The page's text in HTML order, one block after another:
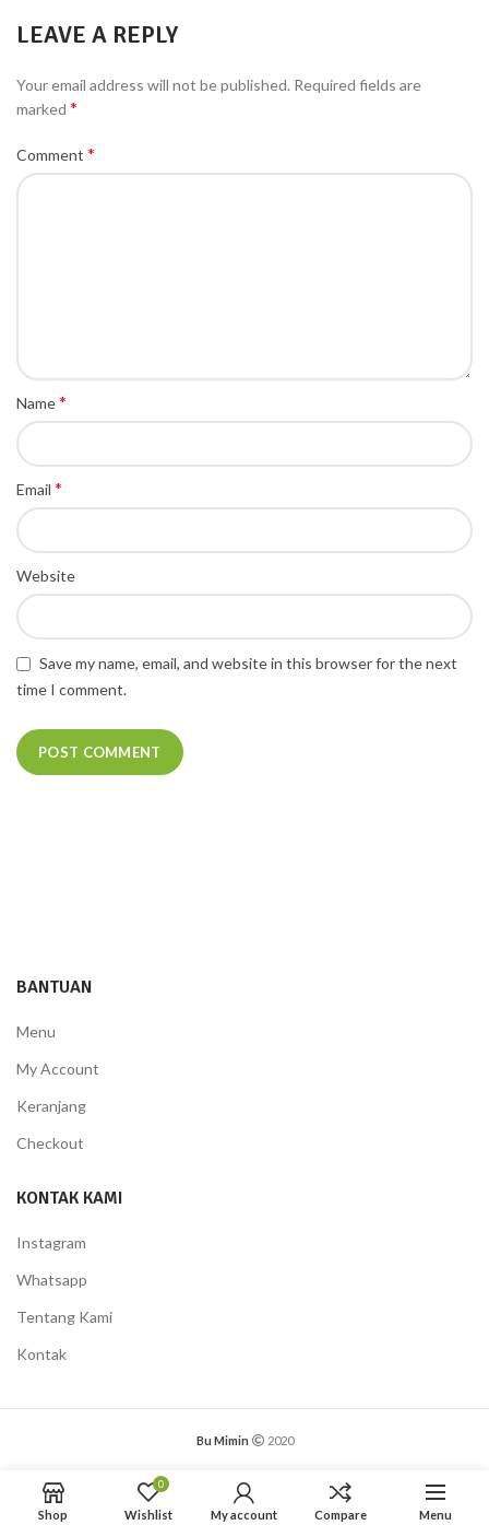
LEAVE A REPLY
Your email address will not be published. Required fields are
marked *
Comment *
Name*
Email *
Website
Save my name, email, and website in this browser for the next
time I comment.
BANTUAN
Menu
My Account
Keranjang
Checkout
KONTAK KAMI
Instagram
Whatsapp
Tentang Kami
Kontak
Bu Mimin 2020
Shop
0
Wishlist My account Compare Menu